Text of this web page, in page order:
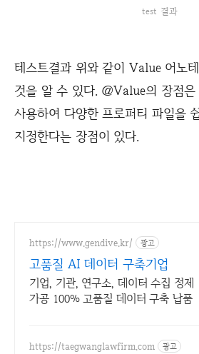
test 결과
테스트결과 위와 같이 Value 어노
것을 알 수 있다. @Value의 장점
사용하여 다양한 프로퍼티 파일을
지정한다는 장점이 있다.
https://www.gendive.kr/ 광고
고품질 AI 데이터 구축기업
기업, 기관, 연구소, 데이터 수집 정제
가공 100% 고품질 데이터 구축 납품
https://taegwanglawfirm.com 광고